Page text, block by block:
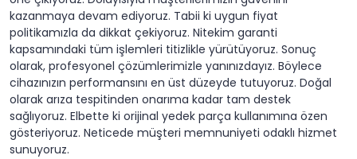
kazanmaya devam ediyoruz. Tabii ki uygun fiyat
politikamızla da dikkat çekiyoruz. Nitekim garanti
kapsamındaki tüm işlemleri titizlikle yürütüyoruz. Sonuç
olarak, profesyonel çözümlerimizle yanınızdayız. Böylece
cihazınızın performansını en üst düzeyde tutuyoruz. Doğal
olarak arıza tespitinden onarıma kadar tam destek
sağlıyoruz. Elbette ki orijinal yedek parça kullanımına özen
gösteriyoruz. Neticede müşteri memnuniyeti odaklı hizmet
sunuyoruz.